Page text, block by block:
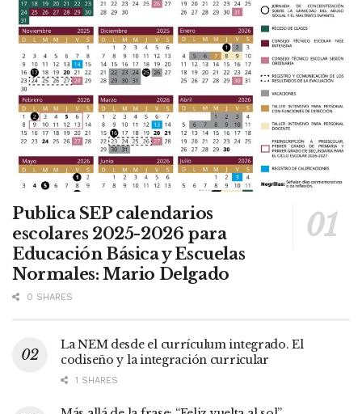
Publica SEP calendarios
escolares 2025-2026 para
Educación Básica y Escuelas
Normales: Mario Delgado
0 SHARES
La NEM desde el currículum integrado. El
codiseño y la integración curricular
1 SHARES